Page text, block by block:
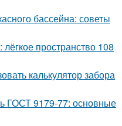
бассейна: советы
пространство 108
калькулятор забора
ГОСТ 9179-77: основные